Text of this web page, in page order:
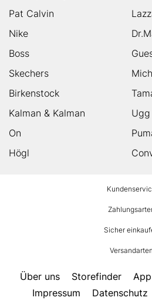
Pat Calvin
Nike
Boss
Skechers
Birkenstock
Kalman & Kalman
Ugg
On
Högl
Sicher
Versandarten
Über uns Storefinder App
Impressum
Datenschutz